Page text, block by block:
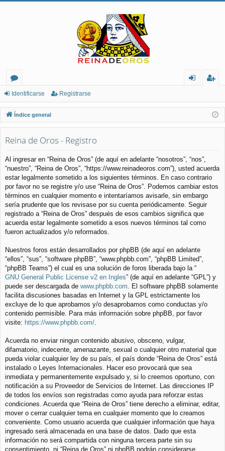
or
os
nt
ifi
rs
e
ist
ra
Identificarse Registrarse
Índice general
Reina de Oros - Registro
Al ingresar en “Reina de Oros” (de aquí en adelante “nosotros”, “nos”,
“nuestro”, “Reina de Oros”, “https://www.reinadeoros.com”), usted acuerda
estar legalmente sometido a los siguientes términos. En caso contrario
por favor no se registre y/o use “Reina de Oros”. Podemos cambiar estos
términos en cualquier momento e intentaríamos avisarle, sin embargo
sería prudente que los revisase por su cuenta periódicamente. Seguir
registrado a “Reina de Oros” después de esos cambios significa que
acuerda estar legalmente sometido a esos nuevos términos tal como
fueron actualizados y/o reformados.
Nuestros foros están desarrollados por phpBB (de aquí en adelante
“ellos”, “sus”, “software phpBB”, “www.phpbb.com”, “phpBB Limited”,
“phpBB Teams”) el cual es una solución de foros liberada bajo la “
GNU General Public License v2 en Ingles” (de aquí en adelante “GPL”) y
puede ser descargada de www.phpbb.com . El software phpBB solamente
facilita discusiones basadas en Internet y la GPL estrictamente los
excluye de lo que aprobamos y/o desaprobamos como conductas y/o
contenido permisible. Para más información sobre phpBB, por favor
visite: https://www.phpbb.com/
Acuerda no enviar ningun contenido abusivo, obsceno, vulgar,
difamatorio, indecente, amenazante, sexual o cualquier otro material que
pueda violar cualquier ley de su país, el país donde “Reina de Oros” está
instalado o Leyes Internacionales. Hacer eso provocará que sea
inmediata y permanentemente expulsado y, si lo creemos oportuno, con
notificación a su Proveedor de Servicios de Internet. Las direcciones IP
de todos los envíos son registradas como ayuda para reforzar estas
condiciones. Acuerda que “Reina de Oros” tiene derecho a eliminar, editar,
mover o cerrar cualquier tema en cualquier momento que lo creamos
conveniente. Como usuario acuerda que cualquier información que haya
ingresado será almacenada en una base de datos. Dado que esta
información no será compartida con ninguna tercera parte sin su
consentimiento, ni “Reina de Oros” ni phpBB podrán considerarse